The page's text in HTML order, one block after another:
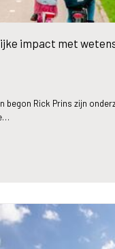
impact met
begon Rick Prins zijn